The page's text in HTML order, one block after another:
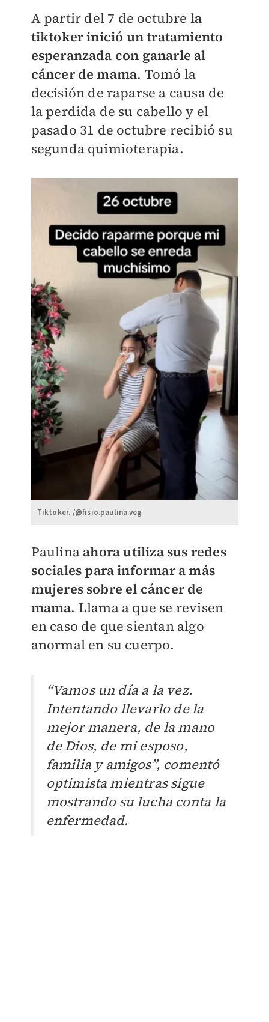
A partir del7 de octubre la
tiktoker inició un tratamiento
esperanzada con ganarle al
cáncer de mama. Tomó la
decisión de raparse a causa de
la perdida de su cabello y el
pasado 31 de octubre recibió su
segunda quimioterapia.
Tiktoker. /@fisio.paulina.veg
Paulina ahora utiliza sus redes
sociales para informar a más
mujeres sobre el cáncer de
mama. Llama a que se revisen
en caso de que sientan algo
anormal en su cuerpo.
“Vamos un día a la vez.
Intentando llevarlo de la
mejor manera, de la mano
de Dios, de mi esposo,
familia y amigos”, comentó
optimista mientras sigue
mostrando su lucha conta la
enfermedad.